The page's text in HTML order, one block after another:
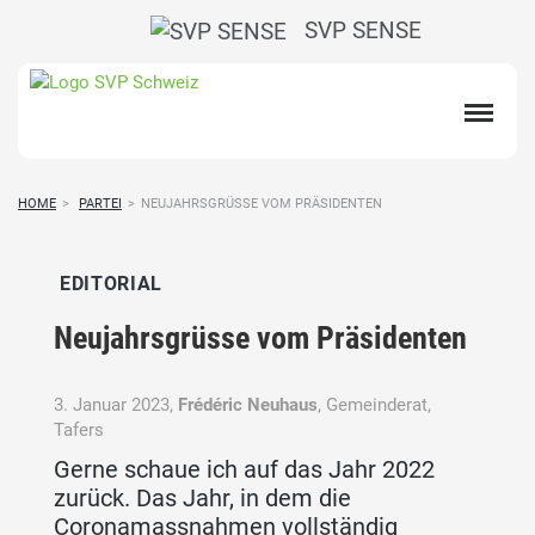
SVP SENSE
HOME > PARTEI > NEUJAHRSGRÜSSE VOM PRÄSIDENTEN
EDITORIAL
Neujahrsgrüsse vom Präsidenten
3. Januar 2023, Frédéric Neuhaus, Gemeinderat,
Tafers
Gerne schaue ich auf das Jahr 2022
zurück. Das Jahr, in dem die
Coronamassnahmen vollständig